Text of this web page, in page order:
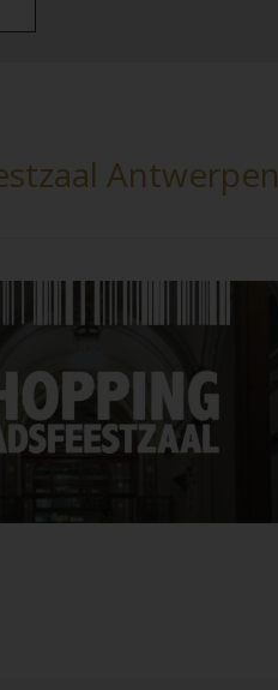
Antwerpen